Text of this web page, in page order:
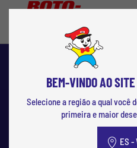
Skip to main content
BEM-VINDO AO
Selecione a região a qual você
primeira e maior
ES -